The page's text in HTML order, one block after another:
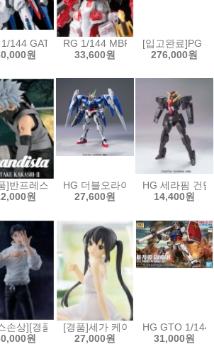
글 블레이드 모델 니퍼[6975400110137]
1/144 GAT-X105B/FP 빌드스트라이크 건담 풀
원
RG 1/144 MBF-P02 건담 아스트
33,600원
[입고완료]PG
276,000원
1/100 리자드 극지상어
]반프레스토 나루토 질풍전 Grandista 피규어
원
HG 더블오라이저 + GN 소드3
27,600원
HG 세라핌 건
14,400원
VF-19 改 파이어 발키리 사운드 부스터 장
손상][경품]세가 주술회전 FIGURIZMα 피규어
원
[경품]세가 케이온! 유메미라이즈
27,000원
HG GTO 1/144
31,000원